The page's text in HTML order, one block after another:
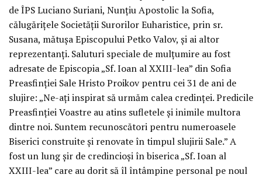
de ÎPS Luciano Suriani, Nunțiu Apostolic la Sofia,
călugărițele Societății Surorilor Euharistice, prin sr.
Susana, mătușa Episcopului Petko Valov, și ai altor
reprezentanți. Saluturi speciale de mulțumire au fost
adresate de Episcopia „Sf. Ioan al XXIII-lea” din Sofia
Preasfinției Sale Hristo Proikov pentru cei 31 de ani de
slujire: „Ne-ați inspirat să urmăm calea credinței. Predicile
Preasfinției Voastre au atins sufletele și inimile multora
dintre noi. Suntem recunoscători pentru numeroasele
Biserici construite și renovate în timpul slujirii Sale.” A
fost un lung șir de credincioși în biserica „Sf. Ioan al
XXIII-lea” care au dorit să îl întâmpine personal pe noul